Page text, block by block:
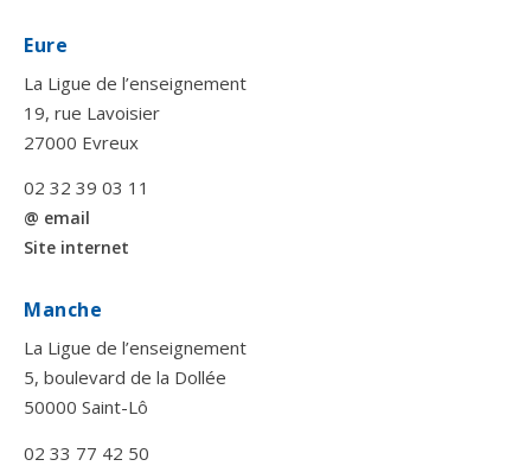
Eure
La Ligue de l’enseignement
19, rue Lavoisier
27000 Evreux
02 32 39 03 11
@ email
Site internet
Manche
La Ligue de l’enseignement
5, boulevard de la Dollée
50000 Saint-Lô
02 33 77 42 50